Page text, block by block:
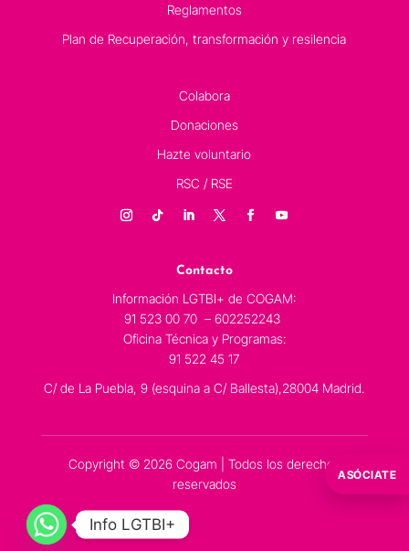
Reglamentos
Plan de Recuperación, transformación y resilencia
Colabora
Donaciones
Hazte voluntario
RSC / RSE
Contacto
Información LGTBI+ de COGAM:
91 523 00 70 – 602252243
Oficina Técnica y Programas:
91 522 45 17
C/ de La Puebla, 9 (esquina a C/ Ballesta),28004 Madrid.
Copyright © 2026 Cogam | Todos los derechos
reservados
ASÓCIATE
Info LGTBI+